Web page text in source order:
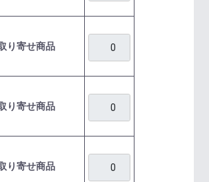
り寄せ商品
り寄せ商品
り寄せ商品